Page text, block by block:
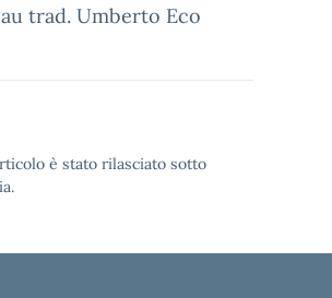
trad. Umberto Eco
è stato rilasciato sotto